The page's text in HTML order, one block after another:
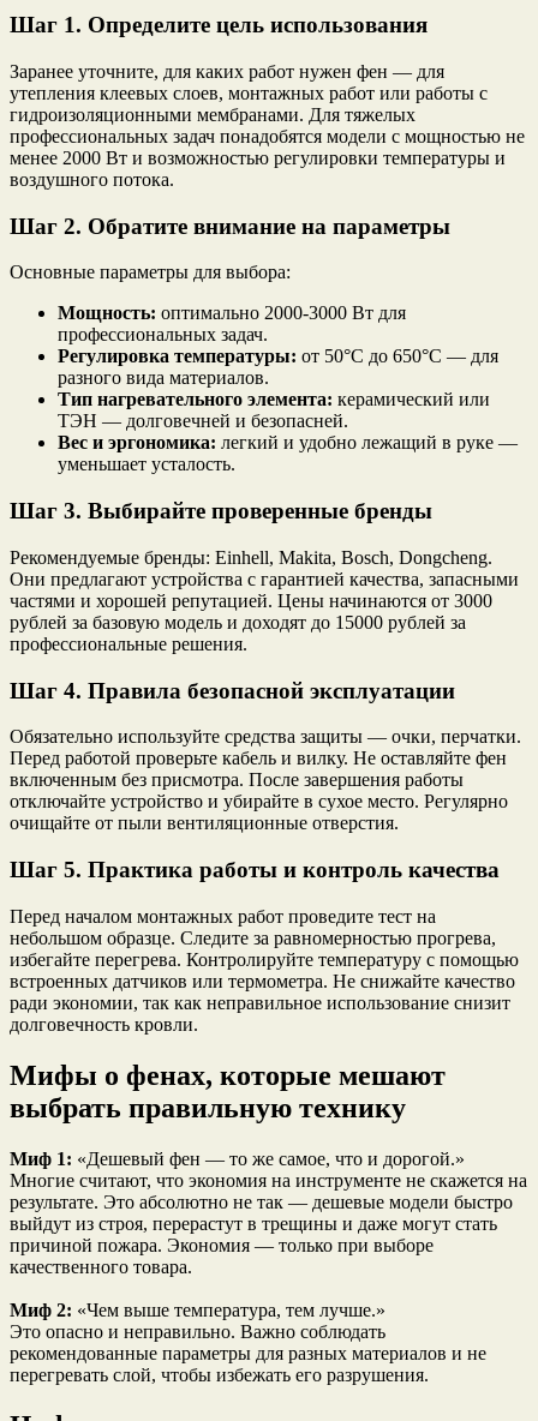
Шаг 1. Определите цель использования
Заранее уточните, для каких работ нужен фен — для
утепления клеевых слоев, монтажных работ или работы с
гидроизоляционными мембранами. Для тяжелых
профессиональных задач понадобятся модели с мощностью не
менее 2000 Вт и возможностью регулировки температуры и
воздушного потока.
Шаг 2. Обратите внимание на параметры
Основные параметры для выбора:
Мощность: оптимально 2000-3000 Вт для
профессиональных задач.
Регулировка температуры: от 50°C до 650°C — для
разного вида материалов.
Тип нагревательного элемента: керамический или
ТЭН — долговечней и безопасней.
Вес и эргономика: легкий и удобно лежащий в руке —
уменьшает усталость.
Шаг 3. Выбирайте проверенные бренды
Рекомендуемые бренды: Einhell, Makita, Bosch, Dongcheng.
Они предлагают устройства с гарантией качества, запасными
частями и хорошей репутацией. Цены начинаются от 3000
рублей за базовую модель и доходят до 15000 рублей за
профессиональные решения.
Шаг 4. Правила безопасной эксплуатации
Обязательно используйте средства защиты — очки, перчатки.
Перед работой проверьте кабель и вилку. Не оставляйте фен
включенным без присмотра. После завершения работы
отключайте устройство и убирайте в сухое место. Регулярно
очищайте от пыли вентиляционные отверстия.
Шаг 5. Практика работы и контроль качества
Перед началом монтажных работ проведите тест на
небольшом образце. Следите за равномерностью прогрева,
избегайте перегрева. Контролируйте температуру с помощью
встроенных датчиков или термометра. Не снижайте качество
ради экономии, так как неправильное использование снизит
долговечность кровли.
Мифы о фенах, которые мешают
выбрать правильную технику
Миф 1: «Дешевый фен — то же самое, что и дорогой.»
Многие считают, что экономия на инструменте не скажется на
результате. Это абсолютно не так — дешевые модели быстро
выйдут из строя, перерастут в трещины и даже могут стать
причиной пожара. Экономия — только при выборе
качественного товара.
Миф 2: «Чем выше температура, тем лучше.»
Это опасно и неправильно. Важно соблюдать
рекомендованные параметры для разных материалов и не
перегревать слой, чтобы избежать его разрушения.